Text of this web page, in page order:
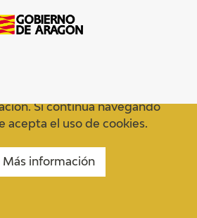
Si continua navegando
acepta el uso de cookies.
Más información